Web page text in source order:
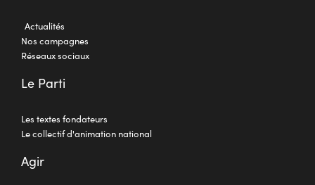
Actualités
Nos campagnes
Réseaux sociaux
Le Parti
Les textes fondateurs
Le collectif d'animation national
Agir